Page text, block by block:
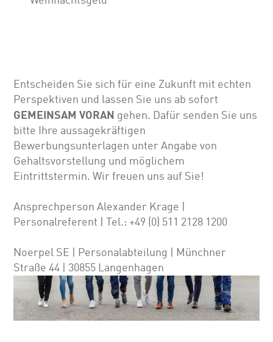
Entscheiden Sie sich für eine Zukunft mit echten
Perspektiven und lassen Sie uns ab sofort
GEMEINSAM VORAN gehen. Dafür senden Sie uns
bitte Ihre aussagekräftigen
Bewerbungsunterlagen unter Angabe von
Gehalts­vor­stellung und möglichem
Eintrittstermin. Wir freuen uns auf Sie!
Ansprechperson Alexander Krage |
Personalreferent | Tel.: +49 (0) 511 2128 1200
Noerpel SE | Personalabteilung | Münchner
Straße 44 | 30855 Langenhagen